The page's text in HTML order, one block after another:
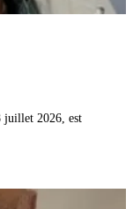
juillet 2026, est